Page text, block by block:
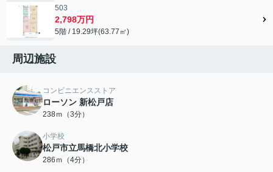
503
2,798万円
5階 / 19.29坪(63.77㎡)
周辺施設
コンビニエンスストア
ローソン 新松戸店
238ｍ（3分）
小学校
松戸市立馬橋北小学校
286ｍ（4分）